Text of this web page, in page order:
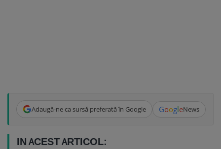
Adaugă-ne ca sursă preferată în Google GoogleNews
IN ACEST ARTICOL: